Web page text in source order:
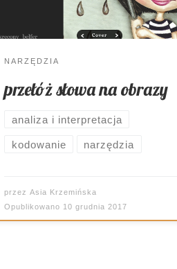
Jednym z jego elementów może
choćby zastępowanie słów
NARZĘDZIA
przełóż słowa na obrazy
analiza i interpretacja
kodowanie narzędzia
przezAsia Krzemińska
Opublikowano 10 grudnia 2017